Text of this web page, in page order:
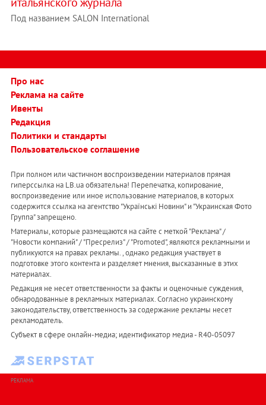
Под названием SALON International
Про нас
Реклама на сайте
Ивенты
Редакция
Политики и стандарты
Пользовательское соглашение
При полном или частичном воспроизведении материалов прямая
гиперссылка на LB.ua обязательна! Перепечатка, копирование,
воспроизведение или иное использование материалов, в которых
содержится ссылка на агентство "Українськi Новини" и "Украинская Фото
Группа" запрещено.
Материалы, которые размещаются на сайте с меткой "Реклама" /
"Новости компаний" / "Пресрелиз" / "Promoted", являются рекламными и
публикуются на правах рекламы. , однако редакция участвует в
подготовке этого контента и разделяет мнения, высказанные в этих
материалах.
Редакция не несет ответственности за факты и оценочные суждения,
обнародованные в рекламных материалах. Согласно украинскому
законодательству, ответственность за содержание рекламы несет
рекламодатель.
Субъект в сфере онлайн-медиа; идентификатор медиа - R40-05097
РЕКЛАМА